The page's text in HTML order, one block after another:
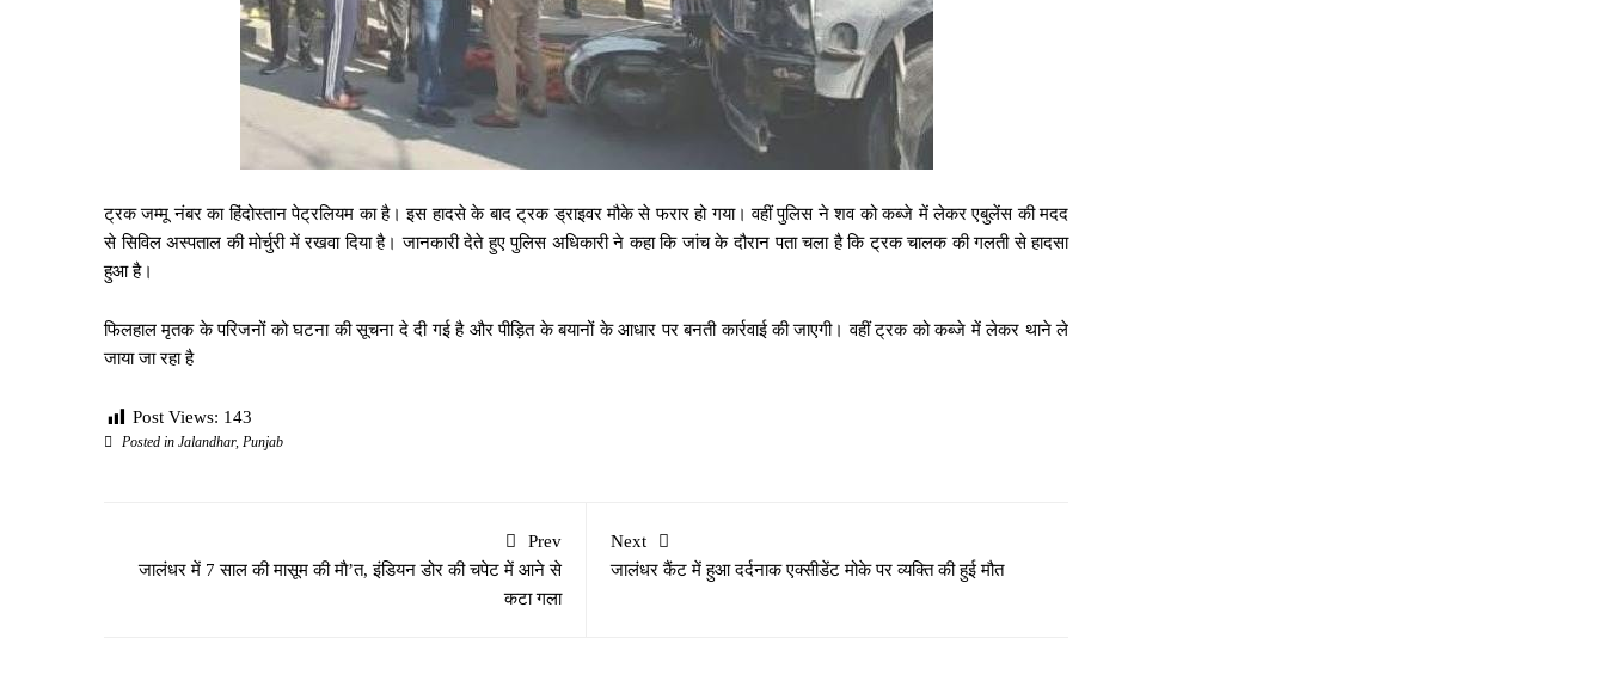
ट्रक जम्मू नंबर का हिंदोस्तान पेट्रलियम का है। इस हादसे के बाद ट्रक ड्राइवर मौके से फरार हो गया। वहीं पुलिस ने शव को कब्जे में लेकर एबुलेंस की मदद
से सिविल अस्पताल की मोर्चुरी में रखवा दिया है। जानकारी देते हुए पुलिस अधिकारी ने कहा कि जांच के दौरान पता चला है कि ट्रक चालक की गलती से हादसा
हुआ है।
फिलहाल मृतक के परिजनों को घटना की सूचना दे दी गई है और पीड़ित के बयानों के आधार पर बनती कार्रवाई की जाएगी। वहीं ट्रक को कब्जे में लेकर थाने ले
जाया जा रहा है
Post Views: 143
Posted in Jalandhar, Punjab
Prev
जालंधर में 7 साल की मासूम की माै’त, इंडियन डोर की चपेट में आने से
कटा गला
Next
जालंधर कैंट में हुआ दर्दनाक एक्सीडेंट मोके पर व्यक्ति की हुई मौत